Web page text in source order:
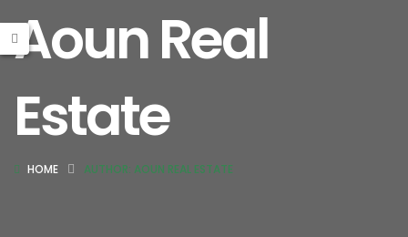
Aoun Real
Estate
HOME AUTHOR: AOUN REAL ESTATE